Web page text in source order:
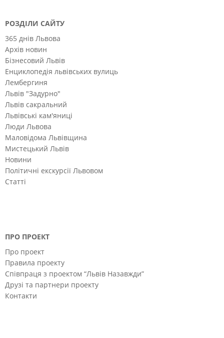
РОЗДІЛИ САЙТУ
365 днів Львова
Архів новин
Бізнесовий Львів
Енциклопедія львівських вулиць
Лембергиня
Львів "Задурно"
Львів сакральний
Львівські кам'яниці
Люди Львова
Маловідома Львівщина
Мистецький Львів
Новини
Політичні екскурсії Львовом
Статті
ПРО ПРОЕКТ
Про проект
Правила проекту
Співпраця з проектом “Львів Назавжди”
Друзі та партнери проекту
Контакти